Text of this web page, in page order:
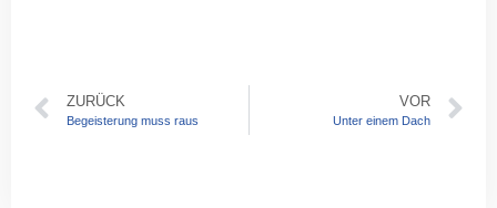
ZURÜCK
Begeisterung muss raus
VOR
Unter einem Dach